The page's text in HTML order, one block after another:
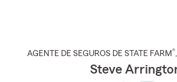
AGENTE DE SEGUROS DE STATE FARM®,
Steve